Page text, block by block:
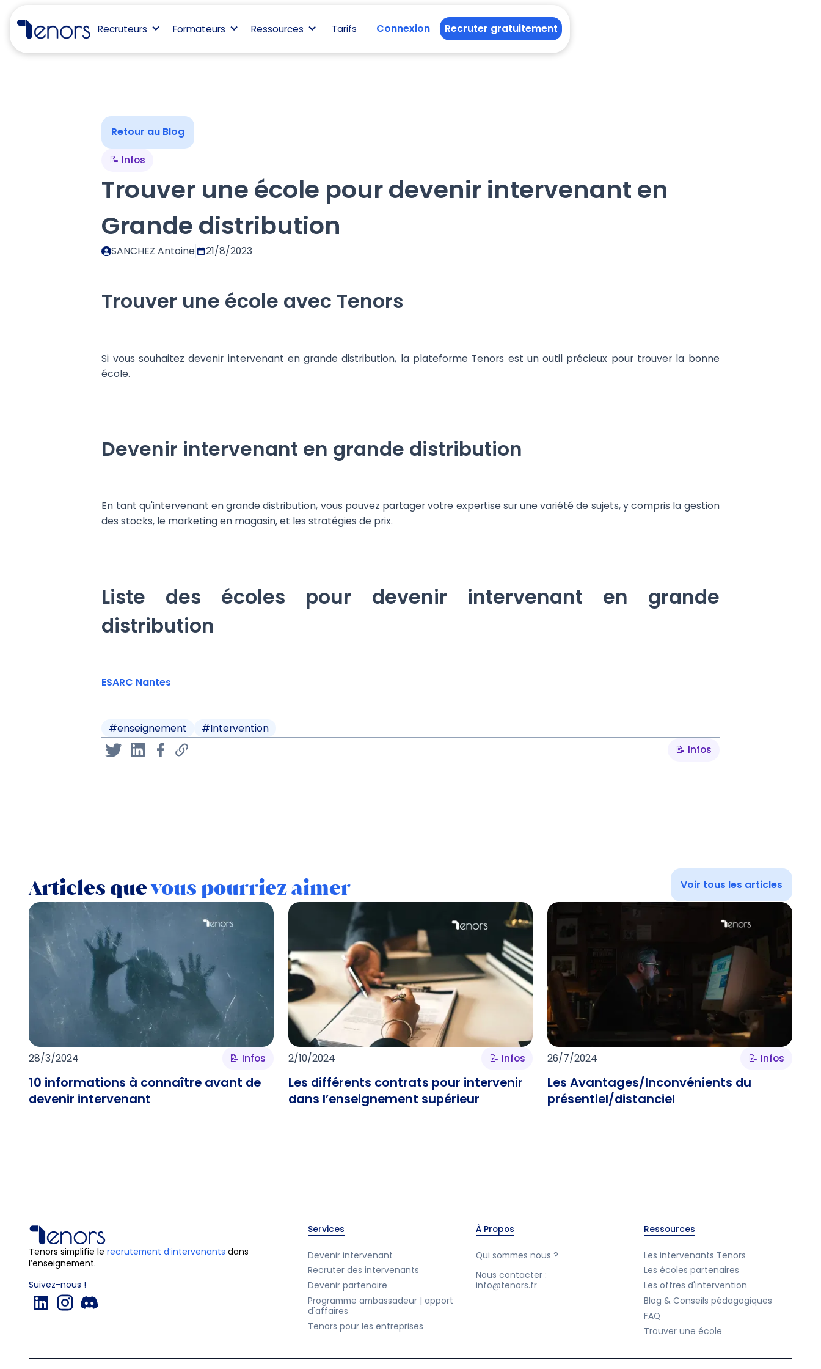
Recruteurs Formateurs Ressources Tarifs Connexion Recruter gratuitement
Retour au Blog
📝 Infos
Trouver une école pour devenir intervenant en
Grande distribution
SANCHEZ Antoine 21/8/2023
Trouver une école avec Tenors
Si vous souhaitez devenir intervenant en grande distribution, la plateforme Tenors est un outil précieux pour trouver la bonne
école.
Devenir intervenant en grande distribution
En tant qu'intervenant en grande distribution, vous pouvez partager votre expertise sur une variété de sujets, y compris la gestion
des stocks, le marketing en magasin, et les stratégies de prix.
Liste des écoles pour devenir intervenant en grande
distribution
ESARC Nantes
#enseignement #Intervention
📝 Infos
Articles quevous pourriez aimer Voir tous les articles
28/3/2024 📝 Infos
10 informations à connaître avant de
devenir intervenant
2/10/2024 📝 Infos
Les différents contrats pour intervenir
dans l’enseignement supérieur
26/7/2024 📝 Infos
Les Avantages/Inconvénients du
présentiel/distanciel
Tenors simplifie lerecrutement d’intervenants dans
l’enseignement.
Suivez-nous !
Services
Devenir intervenant
Recruter des intervenants
Devenir partenaire
Programme ambassadeur | apport
d'affaires
Tenors pour les entreprises
À Propos
Qui sommes nous ?
Nous contacter :
info@tenors.fr
Ressources
Les intervenants Tenors
Les écoles partenaires
Les offres d'intervention
Blog & Conseils pédagogiques
FAQ
Trouver une école